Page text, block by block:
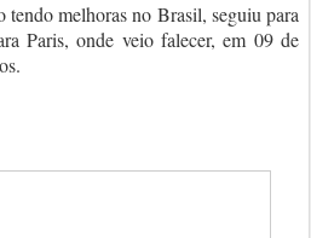
tendo melhoras no Brasil, seguiu para
Paris, onde veio falecer, em 09 de